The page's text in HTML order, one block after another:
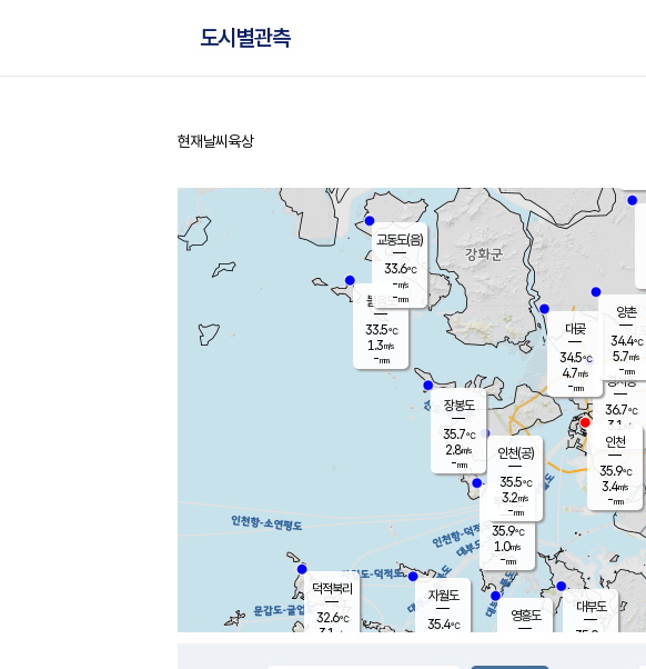
도시별관측
홈
현재날씨 육상
무의도
35.9℃
1.0m/s
-mm
영흥도
볼음도
33.5℃
1.3m/s
-mm
자월도
35.4℃
장봉도
35.7℃
2.8m/s
-mm
대부도
35.0
경서동
36.7℃
3.1 m/s
-mm
대곶
34.5℃
4.7m/s
-mm
양촌
34.4℃
5.7m/s
-mm
덕적북리
32.6℃
3.1 m/s
인천(공)
35.5℃
3.2m/s
-mm
교동도(음)
33.6℃
-m/s
-mm
인천
35.9℃
3.4m/s
-mm